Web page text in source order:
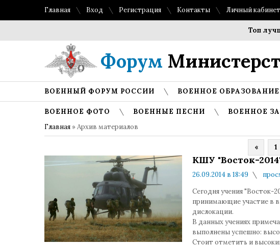
Главная Вход Регистрация Контакты Личный кабинет
Топ
Форум
ВОЕННЫЙ ФОРУМ РОССИИ ВОЕННОЕ ОБРАЗОВАНИЕ
ВОЕННОЕ ФОТО ВОЕННЫЕ ПЕСНИ ВОЕННОЕ
Главная »Архив материалов
« 1
КШУ "Восток-
26.09.2014 в 18:49
Сегодня учения "Восток-
принимающие участие в
дислокации.
В данных учениях
выполнены успешно:
Стоит отметить и